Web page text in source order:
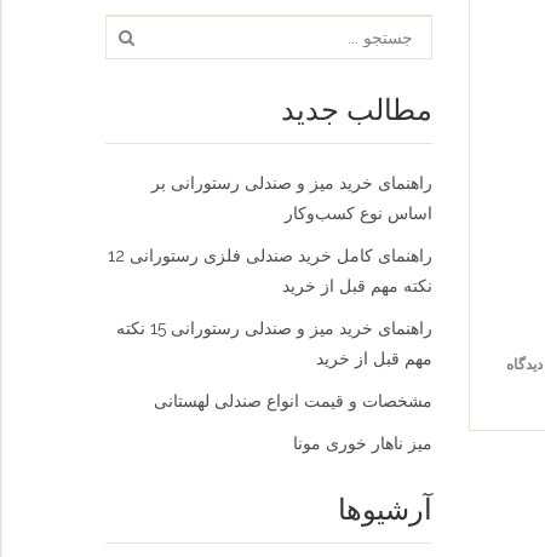
مطالب جدید
راهنمای خرید میز و صندلی رستورانی بر
اساس نوع کسب‌و‌کار
راهنمای کامل خرید صندلی فلزی رستورانی 12
نکته مهم قبل از خرید
راهنمای خرید میز و صندلی رستورانی 15 نکته
مهم قبل از خرید
مشخصات و قیمت انواع صندلی لهستانی
میز ناهار خوری مونا
آرشیوها